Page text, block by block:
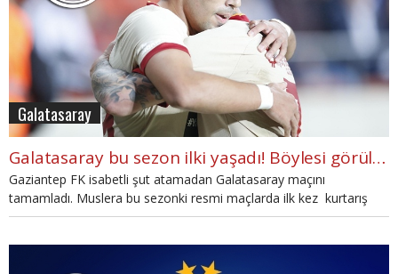
Galatasaray
Galatasaray bu sezon ilki yaşadı! Böylesi görülmedi
Gaziantep FK isabetli şut atamadan Galatasaray maçını
tamamladı. Muslera bu sezonki resmi maçlarda ilk kez kurtarış
yapmadı.